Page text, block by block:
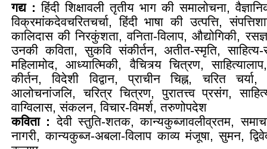
गद्य :हिंदी शिक्षावली तृतीय भाग की समालोचना,
विक्रमांकदेवचरितचर्चा, हिंदी भाषा की उत्पत्ति,
कालिदास की निरकुंशता, वनिता-विलाप, औद्योगिकी,
उनकी कविता, सुकवि संकीर्तन, अतीत-स्मृति,
महिलामोद, आध्यात्मिकी, वैचित्र्य चित्रण,
कीर्तन, विदेशी विद्वान, प्राचीन चिह्न, चरित
आलोचनांजलि, चरित्र चित्रण, पुरातत्त्व प्रसंग,
वाग्विलास, संकलन, विचार-विमर्श, तरुणोपदेश
कविता :देवी स्तुति-शतक, कान्यकुब्जावलीव्रतम,
नागरी, कान्यकुब्ज-अबला-विलाप काव्य मंजूषा, सुमन,